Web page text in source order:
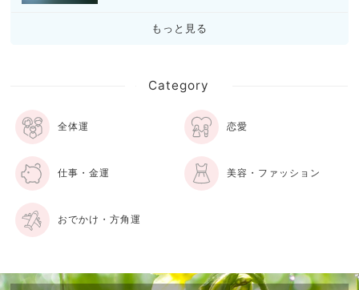
もっと見る
Category
全体運 恋愛
仕事・金運 美容・ファッション
おでかけ・方角運